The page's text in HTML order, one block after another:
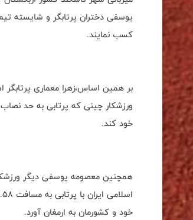
یوسفی دختران پرتابگر و شایسته
کسب نمایند.
خود کند.
همچنین معصومه یوسفی دیگر
خود و کشورمان به ارمغان آورد.